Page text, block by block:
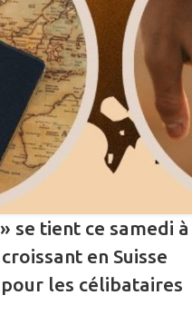
se tient ce samedi à
en Suisse
les célibataires